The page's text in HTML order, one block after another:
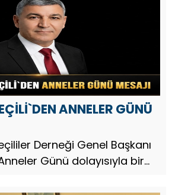
vurguladı.
ANNELER GÜNÜ
Derneği Genel Başkanı
Günü dolayısıyla bir